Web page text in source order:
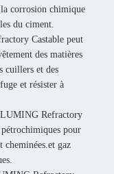
corrosion chimique
du ciment.
Castable peut
des matières
cuillers et des
et résister à
Refractory
pour
cheminées.et gaz